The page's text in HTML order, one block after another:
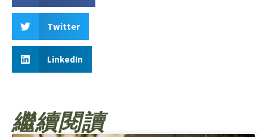
Twitter
LinkedIn
繼續閱讀